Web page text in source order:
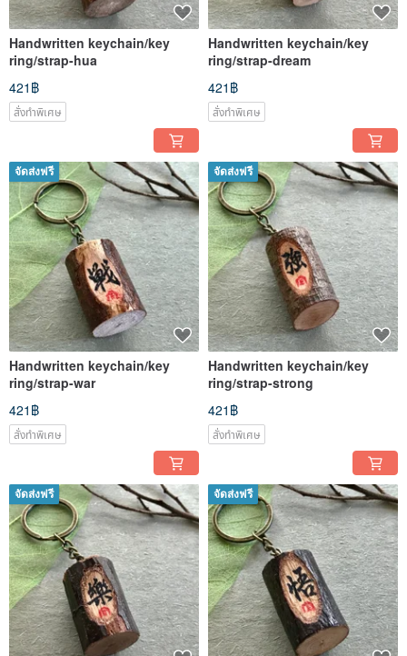
Handwritten keychain/key
ring/strap-hua
421฿
สั่งทำพิเศษ
Handwritten keychain/key
ring/strap-dream
421฿
สั่งทำพิเศษ
จัดส่งฟรี
Handwritten keychain/key
ring/strap-war
421฿
สั่งทำพิเศษ
จัดส่งฟรี
Handwritten keychain/key
ring/strap-strong
421฿
สั่งทำพิเศษ
จัดส่งฟรี จัดส่งฟรี